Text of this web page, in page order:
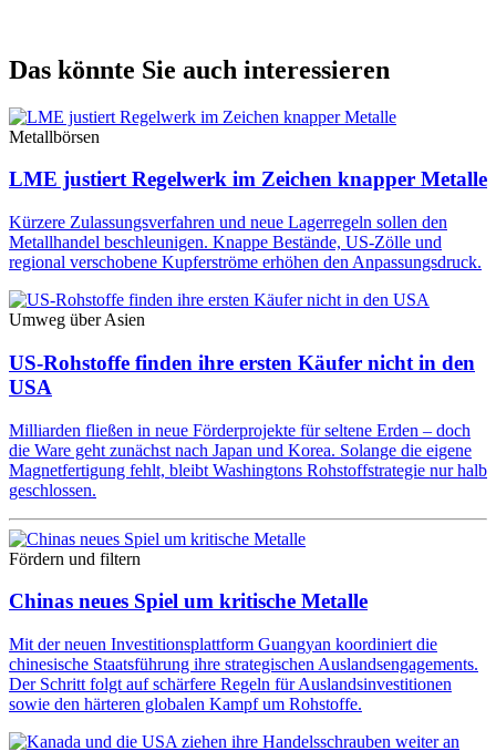
Das könnte Sie auch interessieren
Metallbörsen
LME justiert Regelwerk im Zeichen knapper Metalle
Kürzere Zulassungsverfahren und neue Lagerregeln sollen den
Metallhandel beschleunigen. Knappe Bestände, US-Zölle und
regional verschobene Kupferströme erhöhen den Anpassungsdruck.
Umweg über Asien
US-Rohstoffe finden ihre ersten Käufer nicht in den
USA
Milliarden fließen in neue Förderprojekte für seltene Erden – doch
die Ware geht zunächst nach Japan und Korea. Solange die eigene
Magnetfertigung fehlt, bleibt Washingtons Rohstoffstrategie nur halb
geschlossen.
Fördern und filtern
Chinas neues Spiel um kritische Metalle
Mit der neuen Investitionsplattform Guangyan koordiniert die
chinesische Staatsführung ihre strategischen Auslandsengagements.
Der Schritt folgt auf schärfere Regeln für Auslandsinvestitionen
sowie den härteren globalen Kampf um Rohstoffe.